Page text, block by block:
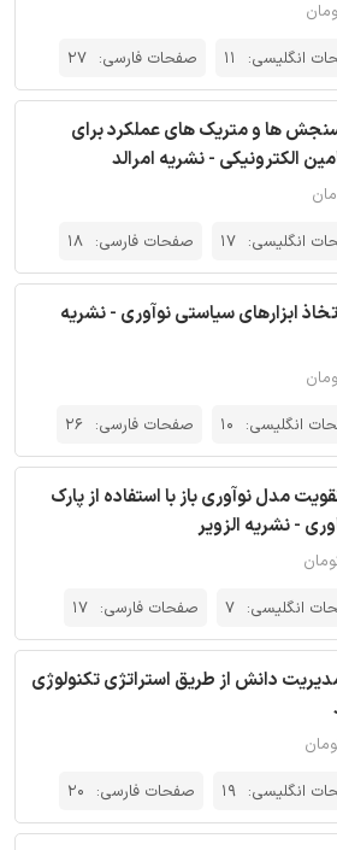
انگلیسی: 11 صفحات فارسی: 27
ها و متریک های عملکرد برای
الکترونیکی - نشریه امرالد
انگلیسی: 17 صفحات فارسی: 18
ابزارهای سیاستی نوآوری - نشریه
انگلیسی: 10 صفحات فارسی: 26
مدل نوآوری باز با استفاده از پارک
- نشریه الزویر
انگلیسی: 7 صفحات فارسی: 17
دانش از طریق استراتژی تکنولوژی
انگلیسی: 19 صفحات فارسی: 20